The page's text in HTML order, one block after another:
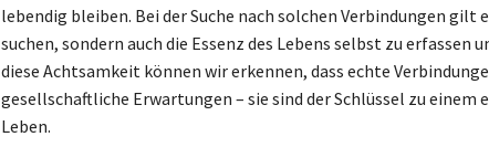
lebendig bleiben. Bei der Suche nach solchen Verbindungen gilt
suchen, sondern auch die Essenz des Lebens selbst zu erfassen
diese Achtsamkeit können wir erkennen, dass echte
gesellschaftliche Erwartungen – sie sind der Schlüssel zu
Leben.